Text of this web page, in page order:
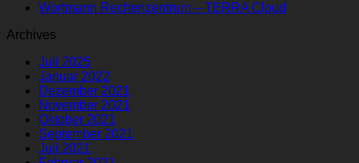
Wortmann Rechenzentrum – TERRA Cloud
Archives
Juli 2025
Januar 2022
Dezember 2021
November 2021
Oktober 2021
September 2021
Juli 2021